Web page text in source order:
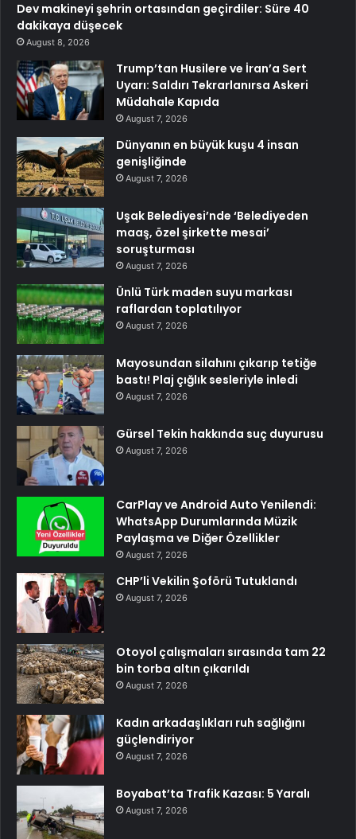
Dev makineyi şehrin ortasından geçirdiler: Süre 40
dakikaya düşecek
August 8, 2026
Trump’tan Husilere ve İran’a Sert
Uyarı: Saldırı Tekrarlanırsa Askeri
Müdahale Kapıda
August 7, 2026
Dünyanın en büyük kuşu 4 insan
genişliğinde
August 7, 2026
Uşak Belediyesi’nde ‘Belediyeden
maaş, özel şirkette mesai’
soruşturması
August 7, 2026
Ünlü Türk maden suyu markası
raflardan toplatılıyor
August 7, 2026
Mayosundan silahını çıkarıp tetiğe
bastı! Plaj çığlık sesleriyle inledi
August 7, 2026
Gürsel Tekin hakkında suç duyurusu
August 7, 2026
CarPlay ve Android Auto Yenilendi:
WhatsApp Durumlarında Müzik
Paylaşma ve Diğer Özellikler
August 7, 2026
CHP’li Vekilin Şoförü Tutuklandı
August 7, 2026
Otoyol çalışmaları sırasında tam 22
bin torba altın çıkarıldı
August 7, 2026
Kadın arkadaşlıkları ruh sağlığını
güçlendiriyor
August 7, 2026
Boyabat’ta Trafik Kazası: 5 Yaralı
August 7, 2026